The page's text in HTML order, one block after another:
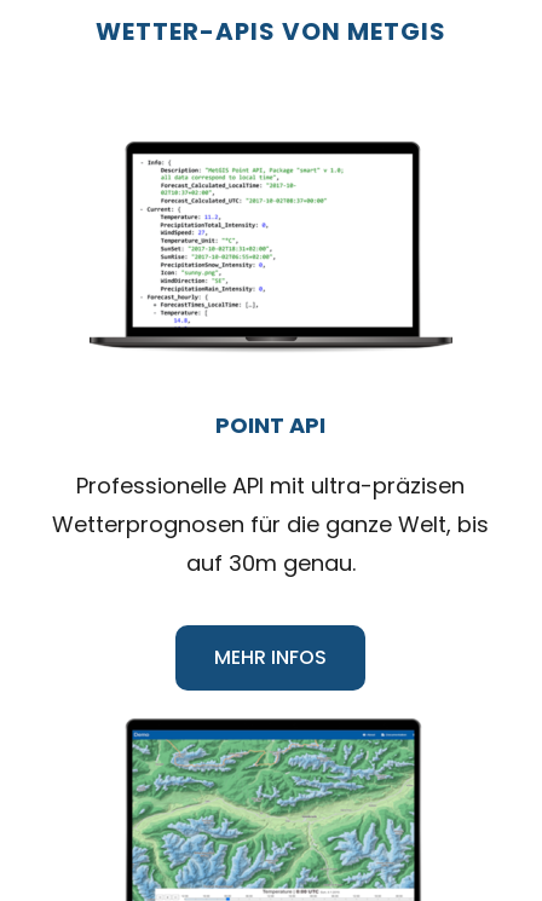
WETTER-APIS VON METGIS
POINT API
Professionelle API mit ultra-präzisen
Wetterprognosen für die ganze Welt, bis
auf 30m genau.
MEHR INFOS